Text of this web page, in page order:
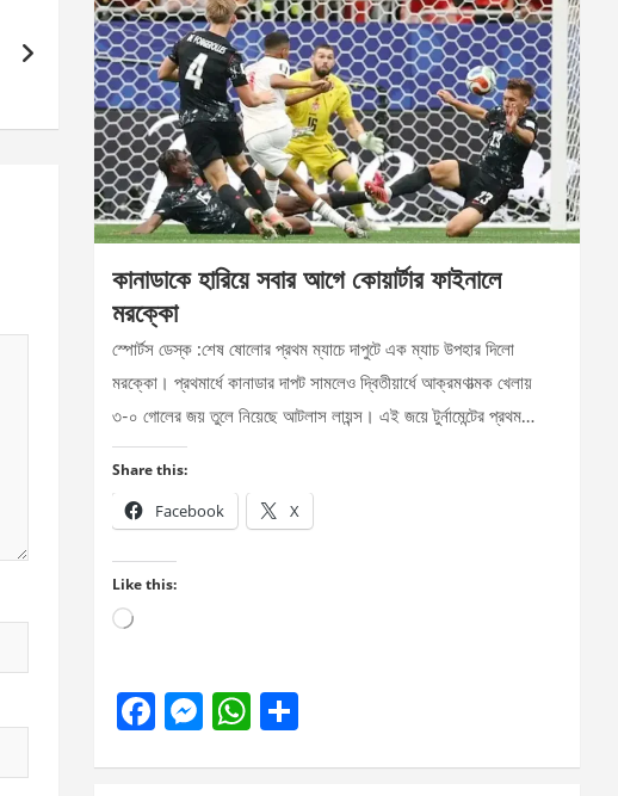
কানাডাকে হারিয়ে সবার আগে কোয়ার্টার ফাইনালে
মরক্কো
স্পোর্টস ডেস্ক :শেষ ষোলোর প্রথম ম্যাচে দাপুটে এক ম্যাচ উপহার দিলো
মরক্কো। প্রথমার্ধে কানাডার দাপট সামলেও দ্বিতীয়ার্ধে আক্রমণাত্মক খেলায়
৩-০ গোলের জয় তুলে নিয়েছে আটলাস লায়ন্স। এই জয়ে টুর্নামেন্টের প্রথম…
Share this:
Facebook X
Like this:
Loading…
F
M W